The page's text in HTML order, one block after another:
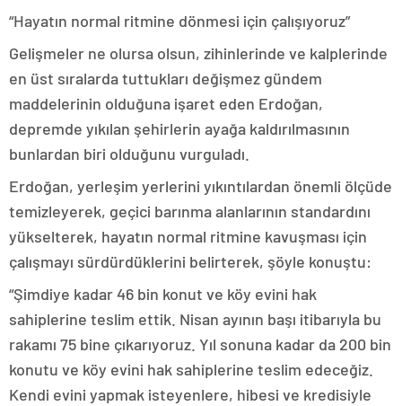
“Hayatın normal ritmine dönmesi için çalışıyoruz”
Gelişmeler ne olursa olsun, zihinlerinde ve kalplerinde
en üst sıralarda tuttukları değişmez gündem
maddelerinin olduğuna işaret eden Erdoğan,
depremde yıkılan şehirlerin ayağa kaldırılmasının
bunlardan biri olduğunu vurguladı.
Erdoğan, yerleşim yerlerini yıkıntılardan önemli ölçüde
temizleyerek, geçici barınma alanlarının standardını
yükselterek, hayatın normal ritmine kavuşması için
çalışmayı sürdürdüklerini belirterek, şöyle konuştu:
“Şimdiye kadar 46 bin konut ve köy evini hak
sahiplerine teslim ettik. Nisan ayının başı itibarıyla bu
rakamı 75 bine çıkarıyoruz. Yıl sonuna kadar da 200 bin
konutu ve köy evini hak sahiplerine teslim edeceğiz.
Kendi evini yapmak isteyenlere, hibesi ve kredisiyle